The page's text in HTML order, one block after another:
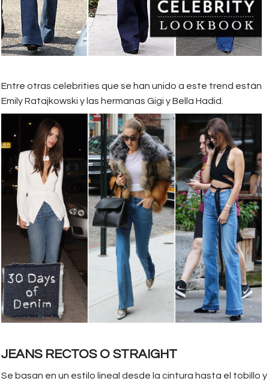
Entre otras celebrities que se han unido a este trend están
Emily Ratajkowski y las hermanas Gigi y Bella Hadid.
032417-celeb-flare-jeans-lead-
2000.jpg
JEANS RECTOS O STRAIGHT
Se basan en un estilo lineal desde la cintura hasta el tobillo y